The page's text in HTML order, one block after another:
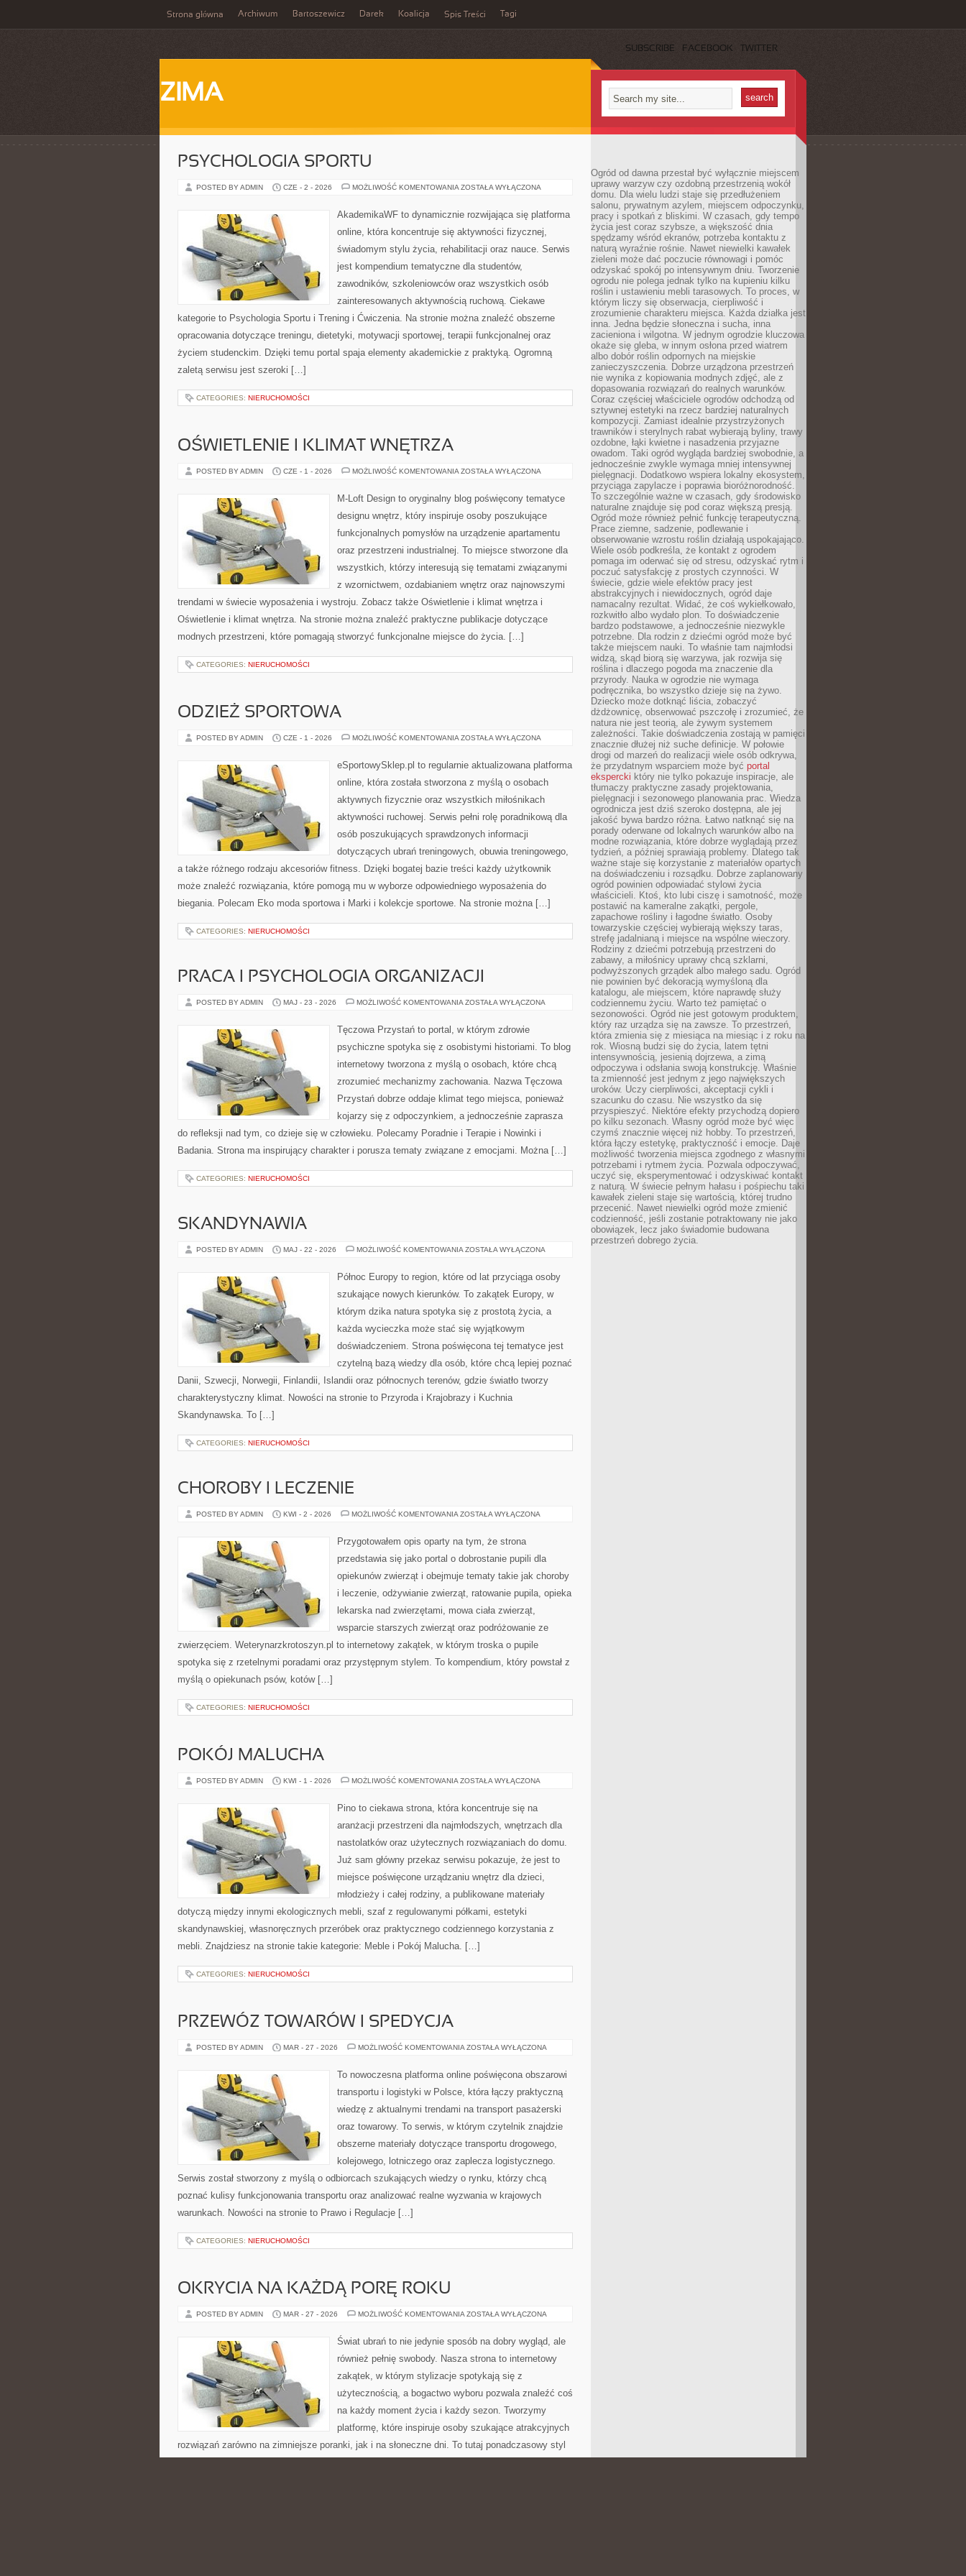
Strona główna Archiwum Bartoszewicz Darek Koalicja Spis Treści Tagi
SUBSCRIBE FACEBOOK TWITTER
ZIMA
PSYCHOLOGIA SPORTU
POSTED BY ADMIN CZE - 2 - 2026 MOŻLIWOŚĆ KOMENTOWANIA PSYCHOLOGIA
ZOSTAŁA WYŁĄCZONA
AkademikaWF to dynamicznie rozwijająca się platforma
online, która koncentruje się aktywności fizycznej,
świadomym stylu życia, rehabilitacji oraz nauce. Serwis
jest kompendium tematyczne dla studentów,
zawodników, szkoleniowców oraz wszystkich osób
zainteresowanych aktywnością ruchową. Ciekawe
kategorie to Psychologia Sportu i Trening i Ćwiczenia. Na stronie można znaleźć obszerne
opracowania dotyczące treningu, dietetyki, motywacji sportowej, terapii funkcjonalnej oraz
życiem studenckim. Dzięki temu portal spaja elementy akademickie z praktyką. Ogromną
zaletą serwisu jest szeroki […]
CATEGORIES: NIERUCHOMOŚCI
OŚWIETLENIE I KLIMAT WNĘTRZA
POSTED BY ADMIN CZE - 1 - 2026 MOŻLIWOŚĆ KOMENTOWANIA OŚWIETLENIE
WNĘTRZA
ZOSTAŁA WYŁĄCZONA
M-Loft Design to oryginalny blog poświęcony tematyce
designu wnętrz, który inspiruje osoby poszukujące
funkcjonalnych pomysłów na urządzenie apartamentu
oraz przestrzeni industrialnej. To miejsce stworzone dla
wszystkich, którzy interesują się tematami związanymi
z wzornictwem, ozdabianiem wnętrz oraz najnowszymi
trendami w świecie wyposażenia i wystroju. Zobacz także Oświetlenie i klimat wnętrza i
Oświetlenie i klimat wnętrza. Na stronie można znaleźć praktyczne publikacje dotyczące
modnych przestrzeni, które pomagają stworzyć funkcjonalne miejsce do życia. […]
CATEGORIES: NIERUCHOMOŚCI
ODZIEŻ SPORTOWA
POSTED BY ADMIN CZE - 1 - 2026 MOŻLIWOŚĆ KOMENTOWANIA ODZIEŻ
ZOSTAŁA WYŁĄCZONA
eSportowySklep.pl to regularnie aktualizowana platforma
online, która została stworzona z myślą o osobach
aktywnych fizycznie oraz wszystkich miłośnikach
aktywności ruchowej. Serwis pełni rolę poradnikową dla
osób poszukujących sprawdzonych informacji
dotyczących ubrań treningowych, obuwia treningowego,
a także różnego rodzaju akcesoriów fitness. Dzięki bogatej bazie treści każdy użytkownik
może znaleźć rozwiązania, które pomogą mu w wyborze odpowiedniego wyposażenia do
biegania. Polecam Eko moda sportowa i Marki i kolekcje sportowe. Na stronie można […]
CATEGORIES: NIERUCHOMOŚCI
PRACA I PSYCHOLOGIA ORGANIZACJI
POSTED BY ADMIN MAJ - 23 - 2026 MOŻLIWOŚĆ KOMENTOWANIA PRACA
ORGANIZACJI
ZOSTAŁA WYŁĄCZONA
Tęczowa Przystań to portal, w którym zdrowie
psychiczne spotyka się z osobistymi historiami. To blog
internetowy tworzona z myślą o osobach, które chcą
zrozumieć mechanizmy zachowania. Nazwa Tęczowa
Przystań dobrze oddaje klimat tego miejsca, ponieważ
kojarzy się z odpoczynkiem, a jednocześnie zaprasza
do refleksji nad tym, co dzieje się w człowieku. Polecamy Poradnie i Terapie i Nowinki i
Badania. Strona ma inspirujący charakter i porusza tematy związane z emocjami. Można […]
CATEGORIES: NIERUCHOMOŚCI
SKANDYNAWIA
POSTED BY ADMIN MAJ - 22 - 2026 MOŻLIWOŚĆ KOMENTOWANIA SKANDYNAWIA
ZOSTAŁA WYŁĄCZONA
Północ Europy to region, które od lat przyciąga osoby
szukające nowych kierunków. To zakątek Europy, w
którym dzika natura spotyka się z prostotą życia, a
każda wycieczka może stać się wyjątkowym
doświadczeniem. Strona poświęcona tej tematyce jest
czytelną bazą wiedzy dla osób, które chcą lepiej poznać
Danii, Szwecji, Norwegii, Finlandii, Islandii oraz północnych terenów, gdzie światło tworzy
charakterystyczny klimat. Nowości na stronie to Przyroda i Krajobrazy i Kuchnia
Skandynawska. To […]
CATEGORIES: NIERUCHOMOŚCI
CHOROBY I LECZENIE
POSTED BY ADMIN KWI - 2 - 2026 MOŻLIWOŚĆ KOMENTOWANIA CHOROBY
ZOSTAŁA WYŁĄCZONA
Przygotowałem opis oparty na tym, że strona
przedstawia się jako portal o dobrostanie pupili dla
opiekunów zwierząt i obejmuje tematy takie jak choroby
i leczenie, odżywianie zwierząt, ratowanie pupila, opieka
lekarska nad zwierzętami, mowa ciała zwierząt,
wsparcie starszych zwierząt oraz podróżowanie ze
zwierzęciem. Weterynarzkrotoszyn.pl to internetowy zakątek, w którym troska o pupile
spotyka się z rzetelnymi poradami oraz przystępnym stylem. To kompendium, który powstał z
myślą o opiekunach psów, kotów […]
CATEGORIES: NIERUCHOMOŚCI
POKÓJ MALUCHA
POSTED BY ADMIN KWI - 1 - 2026 MOŻLIWOŚĆ KOMENTOWANIA POKÓJ
ZOSTAŁA WYŁĄCZONA
Pino to ciekawa strona, która koncentruje się na
aranżacji przestrzeni dla najmłodszych, wnętrzach dla
nastolatków oraz użytecznych rozwiązaniach do domu.
Już sam główny przekaz serwisu pokazuje, że jest to
miejsce poświęcone urządzaniu wnętrz dla dzieci,
młodzieży i całej rodziny, a publikowane materiały
dotyczą między innymi ekologicznych mebli, szaf z regulowanymi półkami, estetyki
skandynawskiej, własnoręcznych przeróbek oraz praktycznego codziennego korzystania z
mebli. Znajdziesz na stronie takie kategorie: Meble i Pokój Malucha. […]
CATEGORIES: NIERUCHOMOŚCI
PRZEWÓZ TOWARÓW I SPEDYCJA
POSTED BY ADMIN MAR - 27 - 2026 MOŻLIWOŚĆ KOMENTOWANIA PRZEWÓZ
SPEDYCJA
ZOSTAŁA WYŁĄCZONA
To nowoczesna platforma online poświęcona obszarowi
transportu i logistyki w Polsce, która łączy praktyczną
wiedzę z aktualnymi trendami na transport pasażerski
oraz towarowy. To serwis, w którym czytelnik znajdzie
obszerne materiały dotyczące transportu drogowego,
kolejowego, lotniczego oraz zaplecza logistycznego.
Serwis został stworzony z myślą o odbiorcach szukających wiedzy o rynku, którzy chcą
poznać kulisy funkcjonowania transportu oraz analizować realne wyzwania w krajowych
warunkach. Nowości na stronie to Prawo i Regulacje […]
CATEGORIES: NIERUCHOMOŚCI
OKRYCIA NA KAŻDĄ PORĘ ROKU
POSTED BY ADMIN MAR - 27 - 2026 MOŻLIWOŚĆ KOMENTOWANIA OKRYCIA
PORĘ
ROKU
ZOSTAŁA WYŁĄCZONA
Świat ubrań to nie jedynie sposób na dobry wygląd, ale
również pełnię swobody. Nasza strona to internetowy
zakątek, w którym stylizacje spotykają się z
użytecznością, a bogactwo wyboru pozwala znaleźć coś
na każdy moment życia i każdy sezon. Tworzymy
platformę, które inspiruje osoby szukające atrakcyjnych
rozwiązań zarówno na zimniejsze poranki, jak i na słoneczne dni. To tutaj ponadczasowy styl
Ogród od dawna przestał być wyłącznie miejscem
uprawy warzyw czy ozdobną przestrzenią wokół
domu. Dla wielu ludzi staje się przedłużeniem
salonu, prywatnym azylem, miejscem odpoczynku,
pracy i spotkań z bliskimi. W czasach, gdy tempo
życia jest coraz szybsze, a większość dnia
spędzamy wśród ekranów, potrzeba kontaktu z
naturą wyraźnie rośnie. Nawet niewielki kawałek
zieleni może dać poczucie równowagi i pomóc
odzyskać spokój po intensywnym dniu. Tworzenie
ogrodu nie polega jednak tylko na kupieniu kilku
roślin i ustawieniu mebli tarasowych. To proces, w
którym liczy się obserwacja, cierpliwość i
zrozumienie charakteru miejsca. Każda działka jest
inna. Jedna będzie słoneczna i sucha, inna
zacieniona i wilgotna. W jednym ogrodzie kluczowa
okaże się gleba, w innym osłona przed wiatrem
albo dobór roślin odpornych na miejskie
zanieczyszczenia. Dobrze urządzona przestrzeń
nie wynika z kopiowania modnych zdjęć, ale z
dopasowania rozwiązań do realnych warunków.
Coraz częściej właściciele ogrodów odchodzą od
sztywnej estetyki na rzecz bardziej naturalnych
kompozycji. Zamiast idealnie przystrzyżonych
trawników i sterylnych rabat wybierają byliny, trawy
ozdobne, łąki kwietne i nasadzenia przyjazne
owadom. Taki ogród wygląda bardziej swobodnie, a
jednocześnie zwykle wymaga mniej intensywnej
pielęgnacji. Dodatkowo wspiera lokalny ekosystem,
przyciąga zapylacze i poprawia bioróżnorodność.
To szczególnie ważne w czasach, gdy środowisko
naturalne znajduje się pod coraz większą presją.
Ogród może również pełnić funkcję terapeutyczną.
Prace ziemne, sadzenie, podlewanie i
obserwowanie wzrostu roślin działają uspokajająco.
Wiele osób podkreśla, że kontakt z ogrodem
pomaga im oderwać się od stresu, odzyskać rytm i
poczuć satysfakcję z prostych czynności. W
świecie, gdzie wiele efektów pracy jest
abstrakcyjnych i niewidocznych, ogród daje
namacalny rezultat. Widać, że coś wykiełkowało,
rozkwitło albo wydało plon. To doświadczenie
bardzo podstawowe, a jednocześnie niezwykle
potrzebne. Dla rodzin z dziećmi ogród może być
także miejscem nauki. To właśnie tam najmłodsi
widzą, skąd biorą się warzywa, jak rozwija się
roślina i dlaczego pogoda ma znaczenie dla
przyrody. Nauka w ogrodzie nie wymaga
podręcznika, bo wszystko dzieje się na żywo.
Dziecko może dotknąć liścia, zobaczyć
dżdżownicę, obserwować pszczołę i zrozumieć, że
natura nie jest teorią, ale żywym systemem
zależności. Takie doświadczenia zostają w pamięci
znacznie dłużej niż suche definicje. W połowie
drogi od marzeń do realizacji wiele osób odkrywa,
że przydatnym wsparciem może być portal
ekspercki który nie tylko pokazuje inspiracje, ale
tłumaczy praktyczne zasady projektowania,
pielęgnacji i sezonowego planowania prac. Wiedza
ogrodnicza jest dziś szeroko dostępna, ale jej
jakość bywa bardzo różna. Łatwo natknąć się na
porady oderwane od lokalnych warunków albo na
modne rozwiązania, które dobrze wyglądają przez
tydzień, a później sprawiają problemy. Dlatego tak
ważne staje się korzystanie z materiałów opartych
na doświadczeniu i rozsądku. Dobrze zaplanowany
ogród powinien odpowiadać stylowi życia
właścicieli. Ktoś, kto lubi ciszę i samotność, może
postawić na kameralne zakątki, pergole,
zapachowe rośliny i łagodne światło. Osoby
towarzyskie częściej wybierają większy taras,
strefę jadalnianą i miejsce na wspólne wieczory.
Rodziny z dziećmi potrzebują przestrzeni do
zabawy, a miłośnicy uprawy chcą szklarni,
podwyższonych grządek albo małego sadu. Ogród
nie powinien być dekoracją wymyśloną dla
katalogu, ale miejscem, które naprawdę służy
codziennemu życiu. Warto też pamiętać o
sezonowości. Ogród nie jest gotowym produktem,
który raz urządza się na zawsze. To przestrzeń,
która zmienia się z miesiąca na miesiąc i z roku na
rok. Wiosną budzi się do życia, latem tętni
intensywnością, jesienią dojrzewa, a zimą
odpoczywa i odsłania swoją konstrukcję. Właśnie
ta zmienność jest jednym z jego największych
uroków. Uczy cierpliwości, akceptacji cykli i
szacunku do czasu. Nie wszystko da się
przyspieszyć. Niektóre efekty przychodzą dopiero
po kilku sezonach. Własny ogród może być więc
czymś znacznie więcej niż hobby. To przestrzeń,
która łączy estetykę, praktyczność i emocje. Daje
możliwość tworzenia miejsca zgodnego z własnymi
potrzebami i rytmem życia. Pozwala odpoczywać,
uczyć się, eksperymentować i odzyskiwać kontakt
z naturą. W świecie pełnym hałasu i pośpiechu taki
kawałek zieleni staje się wartością, której trudno
przecenić. Nawet niewielki ogród może zmienić
codzienność, jeśli zostanie potraktowany nie jako
obowiązek, lecz jako świadomie budowana
przestrzeń dobrego życia.